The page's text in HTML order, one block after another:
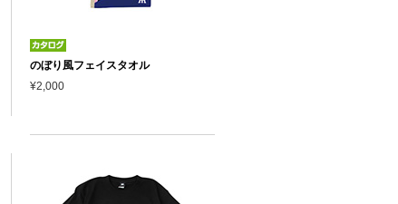
のぼり風フェイスタオル
¥2,000